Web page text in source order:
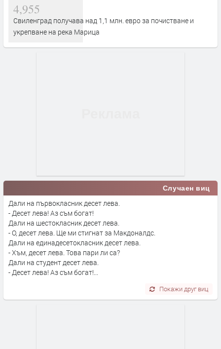
4,955
Свиленград получава над 1,1 млн. евро за почистване и
укрепване на река Марица
Случаен виц
Дали на първокласник десет лева.
- Десет лева! Аз съм богат!
Дали на шестокласник десет лева.
- О, десет лева. Ще ми стигнат за Макдоналдс.
Дали на единадесетокласник десет лева.
- Хъм, десет лева. Това пари ли са?
Дали на студент десет лева.
- Десет лева! Аз съм богат!...
Покажи друг виц